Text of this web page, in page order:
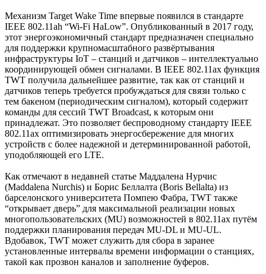
Механизм Target Wake Time впервые появился в стандарте
IEEE 802.11ah “Wi-Fi HaLow”. Опубликованный в 2017 году,
этот энергоэкономичный стандарт предназначен специально
для поддержки крупномасштабного развёртывания
инфраструктуры IoT – станций и датчиков – интеллектуально
координирующей обмен сигналами. В IEEE 802.11ax функция
TWT получила дальнейшее развитие, так как от станций и
датчиков теперь требуется пробуждаться для связи только с
тем бакеном (периодическим сигналом), который содержит
команды для сессий TWT Broadcast, к которым они
принадлежат. Это позволяет беспроводному стандарту IEEE
802.11ax оптимизировать энергосбережение для многих
устройств с более надежной и детерминированной работой,
уподобляющей его LTE.
Как отмечают в недавней статье Маддалена Нурчис
(Maddalena Nurchis) и Борис Беллалта (Boris Bellalta) из
барселонского университета Помпею Фабра, TWT также
“открывает дверь” для максимальной реализации новых
многопользовательских (MU) возможностей в 802.11ax путём
поддержки планирования передач MU-DL и MU-UL.
Вдобавок, TWT может служить для сбора в заранее
установленные интервалы времени информации о станциях,
такой как прозвон каналов и заполнение буферов.